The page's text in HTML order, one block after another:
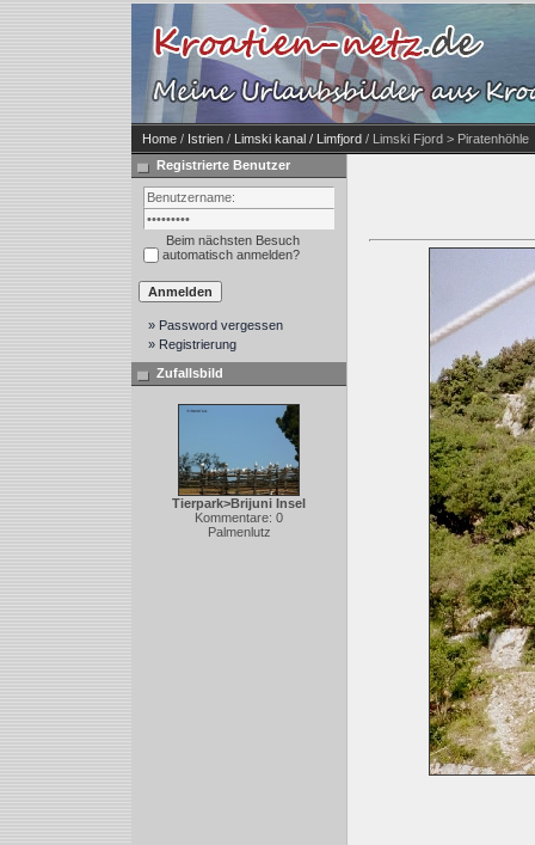
Home / Istrien / Limski kanal / Limfjord / Limski Fjord > Piratenhöhle
Registrierte Benutzer
Beim nächsten Besuch
automatisch anmelden?
» Password vergessen
» Registrierung
Zufallsbild
Tierpark>Brijuni Insel
Kommentare: 0
Palmenlutz